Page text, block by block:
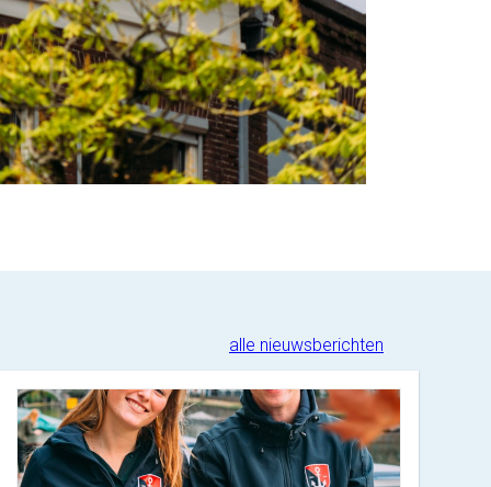
alle nieuwsberichten